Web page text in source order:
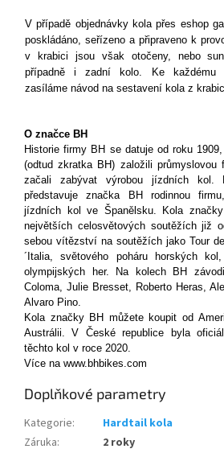
V případě objednávky kola přes eshop
poskládáno, seřízeno a připraveno k
v krabici jsou však otočeny, nebo
případně i zadní kolo. Ke každému
zasíláme návod na sestavení kola z
O značce BH
Historie firmy BH se datuje od roku
(odtud zkratka BH) založili průmyslovou
začali zabývat výrobou jízdních
představuje značka BH rodinnou
jízdních kol ve Španělsku. Kola
největších celosvětových soutěžích již
sebou vítězství na soutěžích jako Tour
´Italia, světového poháru horských
olympijských her. Na kolech BH
Coloma, Julie Bresset, Roberto Heras,
Alvaro Pino.
Kola značky BH můžete koupit od
Austrálii. V České republice byla
těchto kol v roce 2020.
Více na www.bhbikes.com
Doplňkové parametry
Kategorie:
Hardtail kola
Záruka:
2 roky